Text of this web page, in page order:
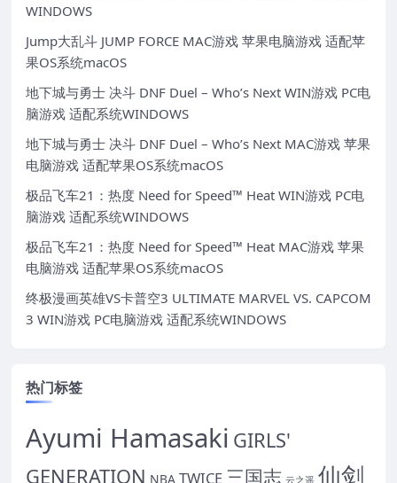
WINDOWS
Jump大乱斗 JUMP FORCE MAC游戏 苹果电脑游戏 适配苹
果OS系统macOS
地下城与勇士 决斗 DNF Duel – Who’s Next WIN游戏 PC电
脑游戏 适配系统WINDOWS
地下城与勇士 决斗 DNF Duel – Who’s Next MAC游戏 苹果
电脑游戏 适配苹果OS系统macOS
极品飞车21：热度 Need for Speed™ Heat WIN游戏 PC电
脑游戏 适配系统WINDOWS
极品飞车21：热度 Need for Speed™ Heat MAC游戏 苹果
电脑游戏 适配苹果OS系统macOS
终极漫画英雄VS卡普空3 ULTIMATE MARVEL VS. CAPCOM
3 WIN游戏 PC电脑游戏 适配系统WINDOWS
热门标签
Ayumi Hamasaki GIRLS'
GENERATION NBA TWICE 三国志 云之遥 仙剑